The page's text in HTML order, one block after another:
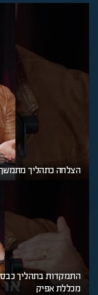
הצלחה כתהליך
התמקדות בתהליך
מכללת אפיק